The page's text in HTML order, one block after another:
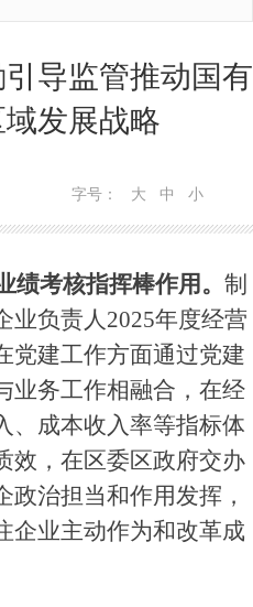
导监管推动国有
发展战略
字号： 大 中 小
绩考核指挥棒作用。 制
业负责人2025年度经营
党建工作方面通过党建
业务工作相融合， 在经
、成本收入率等指标体
效 ， 在区委区政府交办
政治担当和作用发挥 ，
企业主动作为和改革成